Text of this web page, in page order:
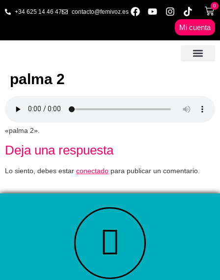
+34 625 14 46 47 contacto@femivoz.es
0
Mi cuenta
palma 2
«palma 2».
Deja una respuesta
Lo siento, debes estar conectado para publicar un comentario.